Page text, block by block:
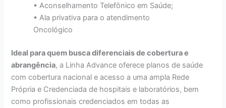
• Aconselhamento Telefônico em Saúde;
• Ala privativa para o atendimento
Oncológico
Ideal para quem busca diferenciais de cobertura e
abrangência, a Linha Advance oferece planos de saúde
com cobertura nacional e acesso a uma ampla Rede
Própria e Credenciada de hospitais e laboratórios, bem
como profissionais credenciados em todas as